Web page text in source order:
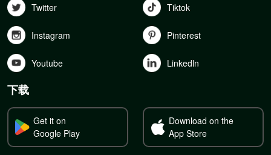
Twitter Tiktok
Instagram Pinterest
Youtube Linkedln
下载
Get it on
Google Play
Download on the
App Store